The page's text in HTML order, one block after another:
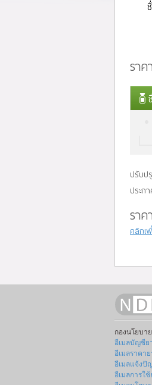
ราค
ปรับป
ประก
ราค
คลิกเ
กองนโยบา
อีเมลบัญชีย
อีเมลราคา
อีเมลแจ้งปั
อีเมลการใ